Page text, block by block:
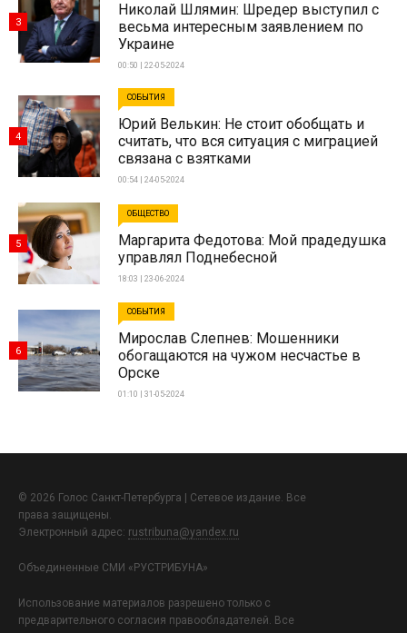
Николай Шлямин: Шредер выступил с
весьма интересным заявлением по
Украине
00:50 | 22-05-2024
3
СОБЫТИЯ
Юрий Велькин: Не стоит обобщать и
считать, что вся ситуация с миграцией
связана с взятками
00:54 | 24-05-2024
4
ОБЩЕСТВО
Маргарита Федотова: Мой прадедушка
управлял Поднебесной
18:03 | 23-06-2024
5
СОБЫТИЯ
Мирослав Слепнев: Мошенники
обогащаются на чужом несчастье в
Орске
01:10 | 31-05-2024
6
© 2026 Голос Санкт-Петербурга | Сетевое издание. Все
права защищены.
Электронный адрес: rustribuna@yandex.ru
Объединенные СМИ «РУСТРИБУНА»
Использование материалов разрешено только с
предварительного согласия правообладателей. Все